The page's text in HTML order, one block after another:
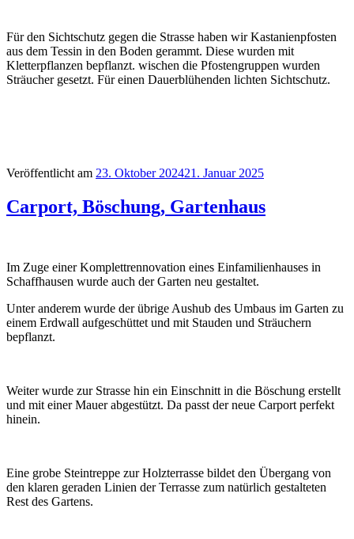
Für den Sichtschutz gegen die Strasse haben wir Kastanienpfosten
aus dem Tessin in den Boden gerammt. Diese wurden mit
Kletterpflanzen bepflanzt. wischen die Pfostengruppen wurden
Sträucher gesetzt. Für einen Dauerblühenden lichten Sichtschutz.
Veröffentlicht am 23. Oktober 202421. Januar 2025
Carport, Böschung, Gartenhaus
Im Zuge einer Komplettrennovation eines Einfamilienhauses in
Schaffhausen wurde auch der Garten neu gestaltet.
Unter anderem wurde der übrige Aushub des Umbaus im Garten zu
einem Erdwall aufgeschüttet und mit Stauden und Sträuchern
bepflanzt.
Weiter wurde zur Strasse hin ein Einschnitt in die Böschung erstellt
und mit einer Mauer abgestützt. Da passt der neue Carport perfekt
hinein.
Eine grobe Steintreppe zur Holzterrasse bildet den Übergang von
den klaren geraden Linien der Terrasse zum natürlich gestalteten
Rest des Gartens.